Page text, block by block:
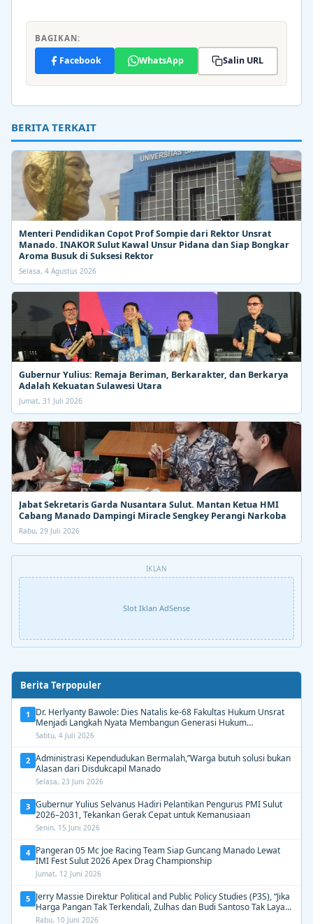
BAGIKAN:
Facebook WhatsApp Salin URL
BERITA TERKAIT
Menteri Pendidikan Copot Prof Sompie dari Rektor Unsrat
Manado. INAKOR Sulut Kawal Unsur Pidana dan Siap Bongkar
Aroma Busuk di Suksesi Rektor
Selasa, 4 Agustus 2026
Gubernur Yulius: Remaja Beriman, Berkarakter, dan Berkarya
Adalah Kekuatan Sulawesi Utara
Jumat, 31 Juli 2026
Jabat Sekretaris Garda Nusantara Sulut. Mantan Ketua HMI
Cabang Manado Dampingi Miracle Sengkey Perangi Narkoba
Rabu, 29 Juli 2026
IKLAN
Slot Iklan AdSense
Berita Terpopuler
1
Dr. Herlyanty Bawole: Dies Natalis ke-68 Fakultas Hukum Unsrat
Menjadi Langkah Nyata Membangun Generasi Hukum
Berdampak
Sabtu, 4 Juli 2026
2 Administrasi Kependudukan Bermalah,”Warga butuh solusi bukan
Alasan dari Disdukcapil Manado
Selasa, 23 Juni 2026
3 Gubernur Yulius Selvanus Hadiri Pelantikan Pengurus PMI Sulut
2026–2031, Tekankan Gerak Cepat untuk Kemanusiaan
Senin, 15 Juni 2026
4 Pangeran 05 Mc Joe Racing Team Siap Guncang Manado Lewat
IMI Fest Sulut 2026 Apex Drag Championship
Jumat, 12 Juni 2026
5 Jerry Massie Direktur Political and Public Policy Studies (P3S), “Jika
Harga Pangan Tak Terkendali, Zulhas dan Budi Santoso Tak Layak
Dipertahankan”
Rabu, 10 Juni 2026